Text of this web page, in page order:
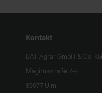
Kontakt
BAT Agrar GmbH & Co. KG
Magirusstraße 7-9
89077 Ulm